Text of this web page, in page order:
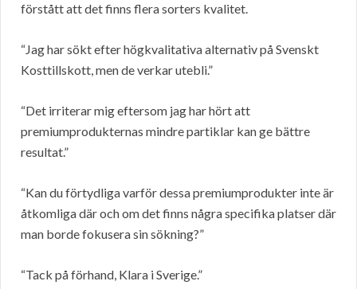
förstått att det finns flera sorters kvalitet.
“Jag har sökt efter högkvalitativa alternativ på Svenskt
Kosttillskott, men de verkar utebli.”
“Det irriterar mig eftersom jag har hört att
premiumprodukternas mindre partiklar kan ge bättre
resultat.”
“Kan du förtydliga varför dessa premiumprodukter inte är
åtkomliga där och om det finns några specifika platser där
man borde fokusera sin sökning?”
“Tack på förhand, Klara i Sverige.”